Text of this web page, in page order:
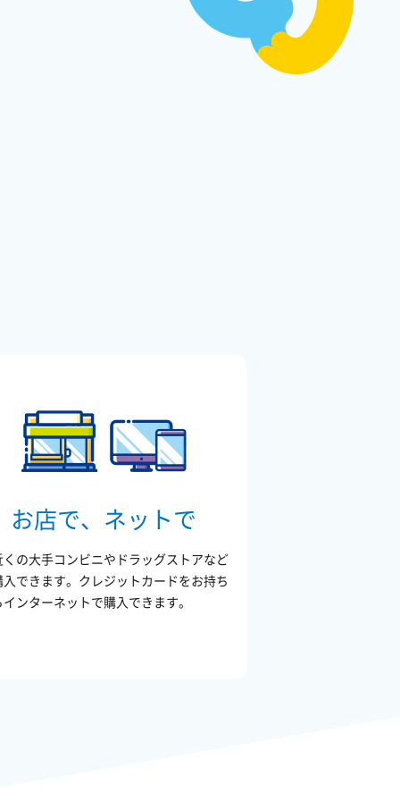
お店で、ネットで
くの大手コンビニやドラッグストアなど
入できます。クレジットカードをお持ち
インターネットで購入できます。